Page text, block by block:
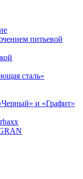
питьевой
сталь»
и «Графит»